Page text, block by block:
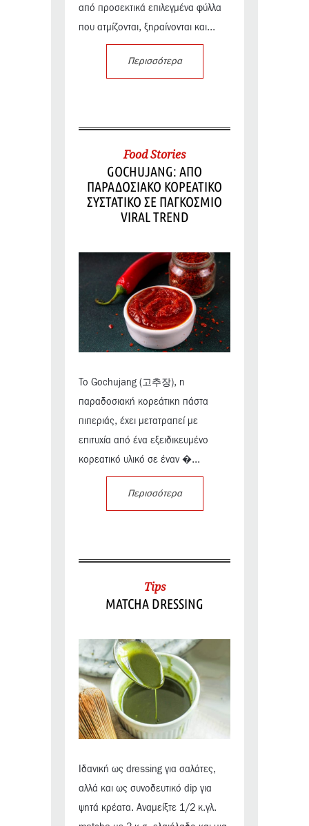
από προσεκτικά επιλεγμένα φύλλα
που ατμίζονται, ξηραίνονται και...
Περισσότερα
Food Stories
GOCHUJANG: ΑΠΟ
ΠΑΡΑΔΟΣΙΑΚΟ ΚΟΡΕΑΤΙΚΟ
ΣΥΣΤΑΤΙΚΟ ΣΕ ΠΑΓΚΟΣΜΙΟ
VIRAL TREND
Το Gochujang (고추장), η
παραδοσιακή κορεάτικη πάστα
πιπεριάς, έχει μετατραπεί με
επιτυχία από ένα εξειδικευμένο
κορεατικό υλικό σε έναν �...
Περισσότερα
Tips
MATCHA DRESSING
Ιδανική ως dressing για σαλάτες,
αλλά και ως συνοδευτικό dip για
ψητά κρέατα. Αναμείξτε 1/2 κ.γλ.